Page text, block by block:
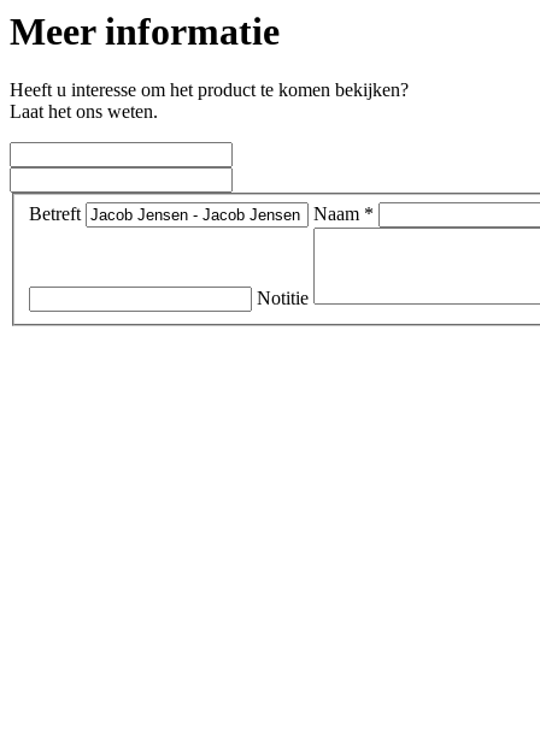
Meer informatie
Heeft u interesse om het product te komen bekijken?
Laat het ons weten.
Betreft Naam *
Notitie